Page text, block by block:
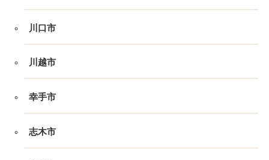
川口市
川越市
幸手市
志木市